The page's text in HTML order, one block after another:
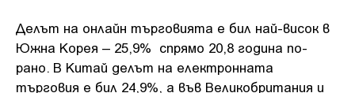
Делът на онлайн търговията е бил най-висок в
Южна Корея – 25,9% спрямо 20,8 година по-
рано. В Китай делът на електронната
търговия е бил 24,9%, а във Великобритания и